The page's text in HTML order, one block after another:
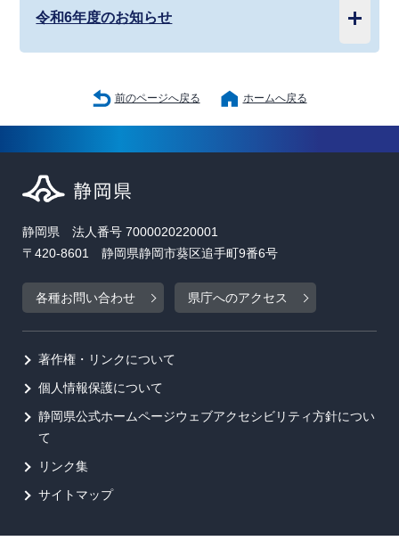
令和6年度のお知らせ
前のページへ戻る ホームへ戻る
静岡県 法人番号 7000020220001
〒420-8601 静岡県静岡市葵区追手町9番6号
各種お問い合わせ 県庁へのアクセス
著作権・リンクについて
個人情報保護について
静岡県公式ホームページウェブアクセシビリティ方針につい
て
リンク集
サイトマップ